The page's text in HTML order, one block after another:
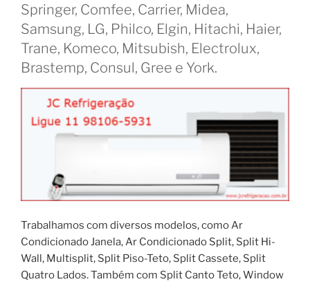
Springer, Comfee, Carrier, Midea,
Samsung, LG, Philco, Elgin, Hitachi, Haier,
Trane, Komeco, Mitsubish, Electrolux,
Brastemp, Consul, Gree e York.
Trabalhamos com diversos modelos, como Ar
Condicionado Janela, Ar Condicionado Split, Split Hi-
Wall, Multisplit, Split Piso-Teto, Split Cassete, Split
Quatro Lados. Também com Split Canto Teto, Window